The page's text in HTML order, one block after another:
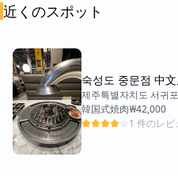
近くのスポット
숙성도 중문점 中
제주특별자치도 서귀
韓国式焼肉₩42,000
1 件のレビ